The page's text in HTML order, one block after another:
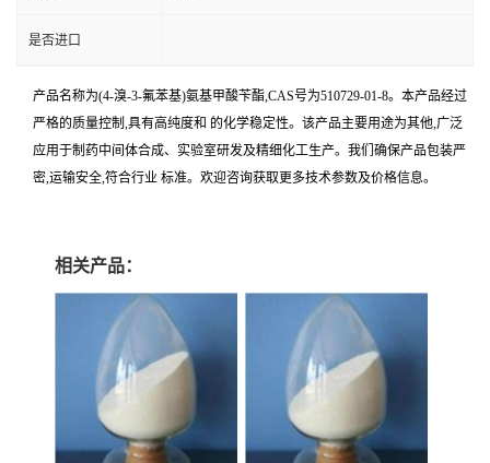
是否进口
产品名称为(4-溴-3-氟苯基)氨基甲酸苄酯,CAS号为510729-01-8。本产品经过
严格的质量控制,具有高纯度和 的化学稳定性。该产品主要用途为其他,广泛
应用于制药中间体合成、实验室研发及精细化工生产。我们确保产品包装严
密,运输安全,符合行业 标准。欢迎咨询获取更多技术参数及价格信息。
相关产品：